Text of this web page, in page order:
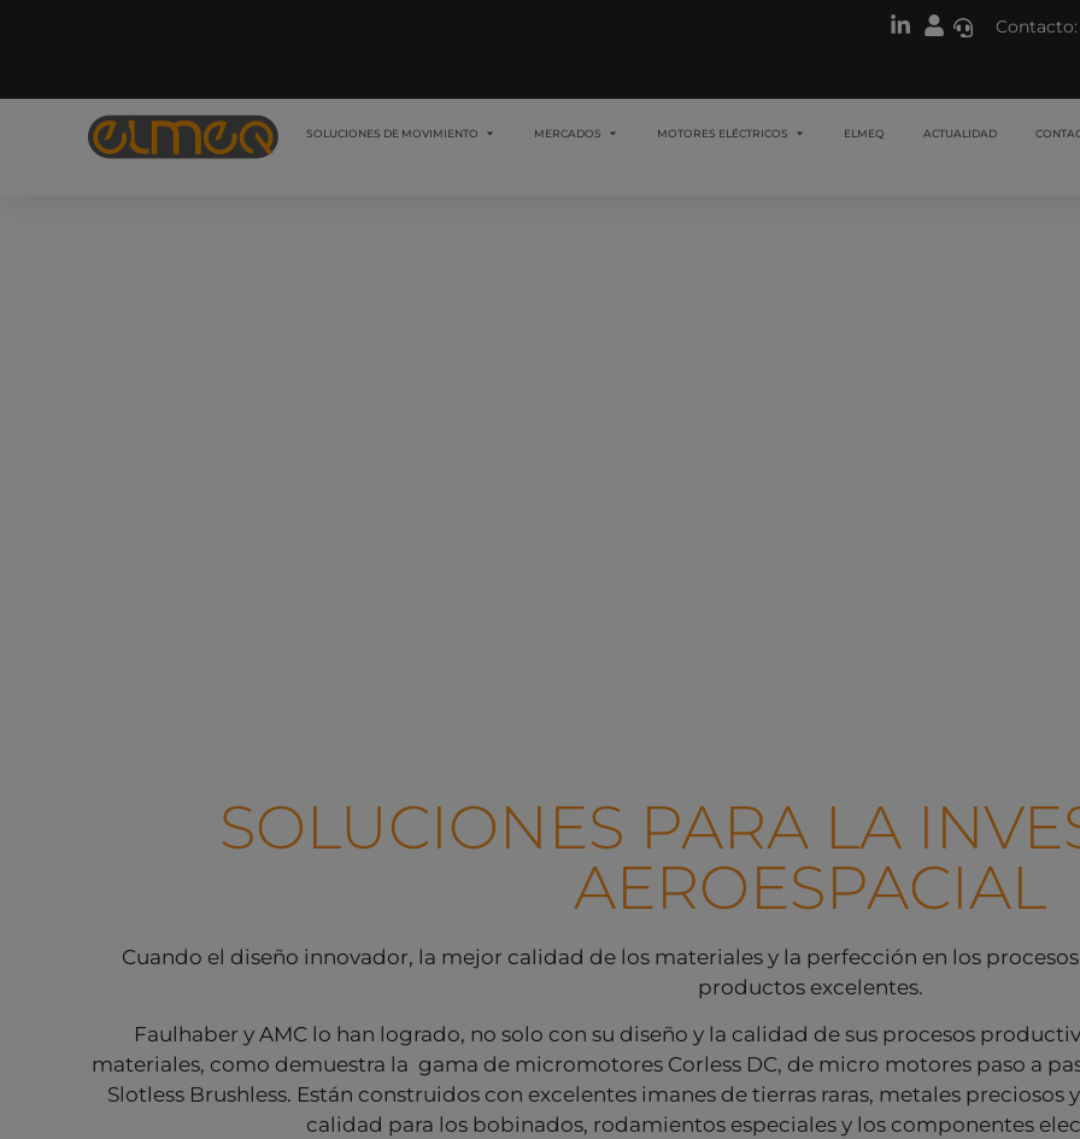
Contacto:
SOLUCIONES DE MOVIMIENTO MERCADOS MOTORES ELÉCTRICOS ELMEQ ACTUALIDAD
SOLUCIONES PARA LA
AEROESPACIAL
Cuando el diseño innovador, la mejor calidad de los materiales y la perfección en los
productos excelentes.
Faulhaber y AMC lo han logrado, no solo con su diseño y la calidad de sus procesos
materiales, como demuestra la gama de micromotores Corless DC, de micro motores paso a
Slotless Brushless. Están construidos con excelentes imanes de tierras raras, metales
calidad para los bobinados, rodamientos especiales y los componentes